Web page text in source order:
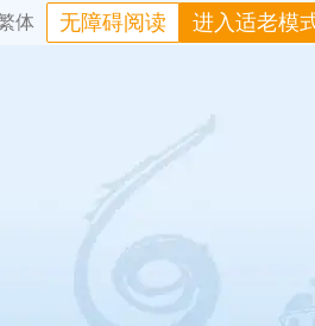
体 无障碍阅读 进入适老模